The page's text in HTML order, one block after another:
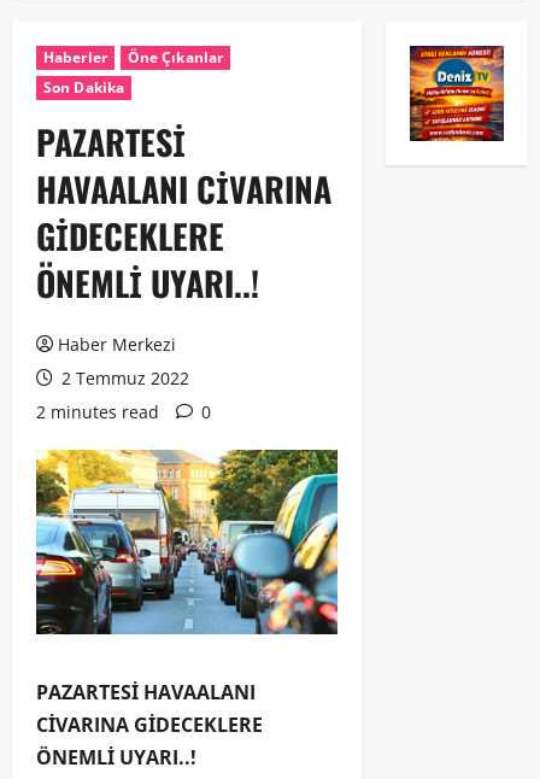
Haberler
Öne Çıkanlar
Son Dakika
PAZARTESİ
HAVAALANI CİVARINA
GİDECEKLERE
ÖNEMLİ UYARI..!
Haber Merkezi
2 Temmuz 2022
2 minutes read
0
PAZARTESİ HAVAALANI
CİVARINA GİDECEKLERE
ÖNEMLİ UYARI..!